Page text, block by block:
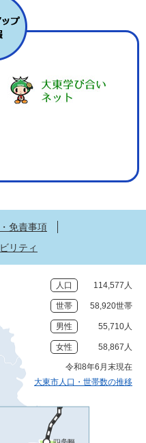
免責事項
リティ
人口 114,577人
世帯 58,920世帯
男性 55,710人
女性 58,867人
令和8年6月末現在
大東市人口・世帯数の推移